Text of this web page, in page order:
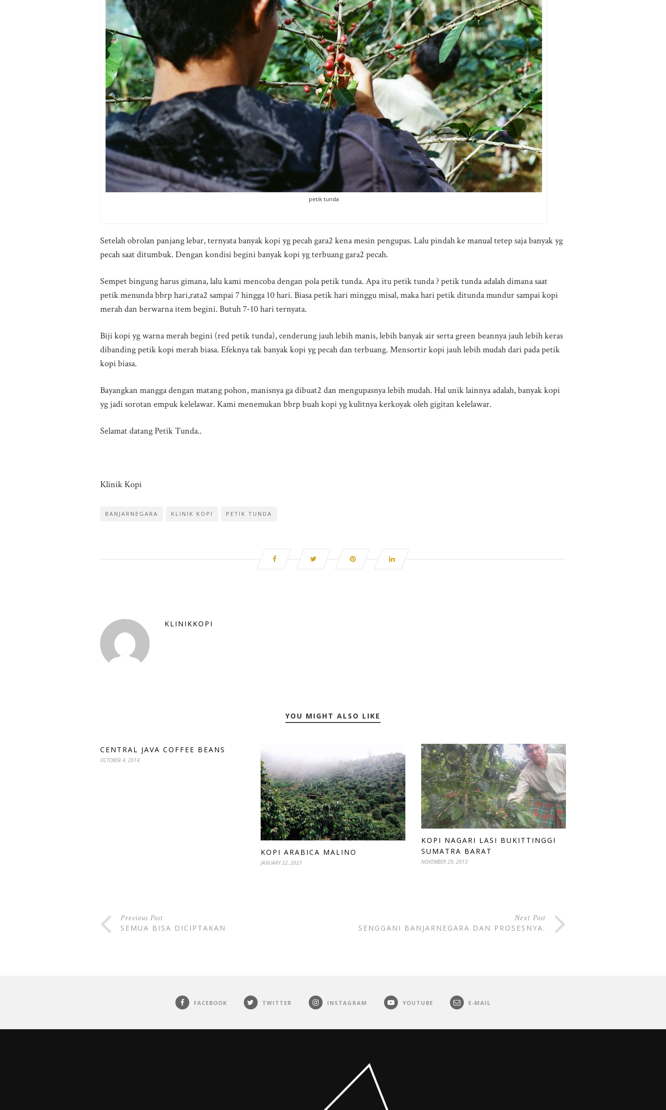
petik tunda
Setelah obrolan panjang lebar, ternyata banyak kopi yg pecah gara2 kena mesin pengupas. Lalu pindah ke manual tetep saja banyak yg
pecah saat ditumbuk. Dengan kondisi begini banyak kopi yg terbuang gara2 pecah.
Sempet bingung harus gimana, lalu kami mencoba dengan pola petik tunda. Apa itu petik tunda ? petik tunda adalah dimana saat
petik menunda bbrp hari,rata2 sampai 7 hingga 10 hari. Biasa petik hari minggu misal, maka hari petik ditunda mundur sampai kopi
merah dan berwarna item begini. Butuh 7-10 hari ternyata.
Biji kopi yg warna merah begini (red petik tunda), cenderung jauh lebih manis, lebih banyak air serta green beannya jauh lebih keras
dibanding petik kopi merah biasa. Efeknya tak banyak kopi yg pecah dan terbuang. Mensortir kopi jauh lebih mudah dari pada petik
kopi biasa.
Bayangkan mangga dengan matang pohon, manisnya ga dibuat2 dan mengupasnya lebih mudah. Hal unik lainnya adalah, banyak kopi
yg jadi sorotan empuk kelelawar. Kami menemukan bbrp buah kopi yg kulitnya kerkoyak oleh gigitan kelelawar.
Selamat datang Petik Tunda..
Klinik Kopi
BANJARNEGARA KLINIK KOPI PETIK TUNDA
KLINIKKOPI
YOU MIGHT ALSO LIKE
CENTRAL JAVA COFFEE BEANS
OCTOBER 4, 2014
KOPI ARABICA MALINO
JANUARY 22, 2021
KOPI NAGARI LASI BUKITTINGGI
SUMATRA BARAT
NOVEMBER 29, 2013
Previous Post
SEMUA BISA DICIPTAKAN
Next Post
SENGGANI BANJARNEGARA DAN PROSESNYA.
FACEBOOK TWITTER INSTAGRAM YOUTUBE E-MAIL